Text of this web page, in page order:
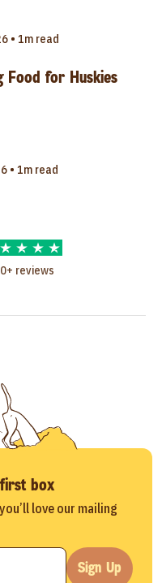
• 1m read
Food for Huskies
• 1m read
reviews
box
love our mailing
Sign Up